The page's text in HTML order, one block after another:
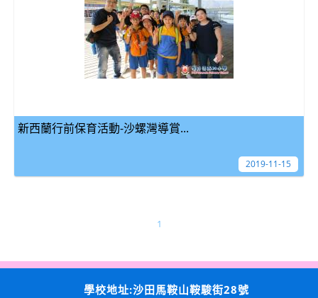
新西蘭行前保育活動-沙螺灣導賞...
2019-11-15
1
學校地址:沙田馬鞍山鞍駿街28號